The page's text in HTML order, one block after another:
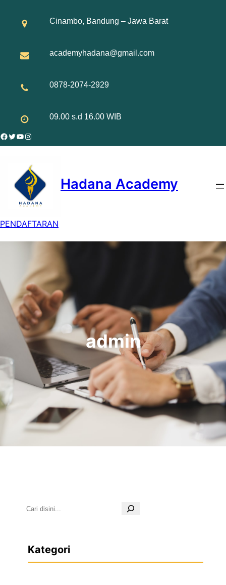
Cinambo, Bandung – Jawa Barat
academyhadana@gmail.com
0878-2074-2929
09.00 s.d 16.00 WIB
Facebook
Twitter
YouTube
Instagram
Hadana Academy
PENDAFTARAN
admin
S
Kategori